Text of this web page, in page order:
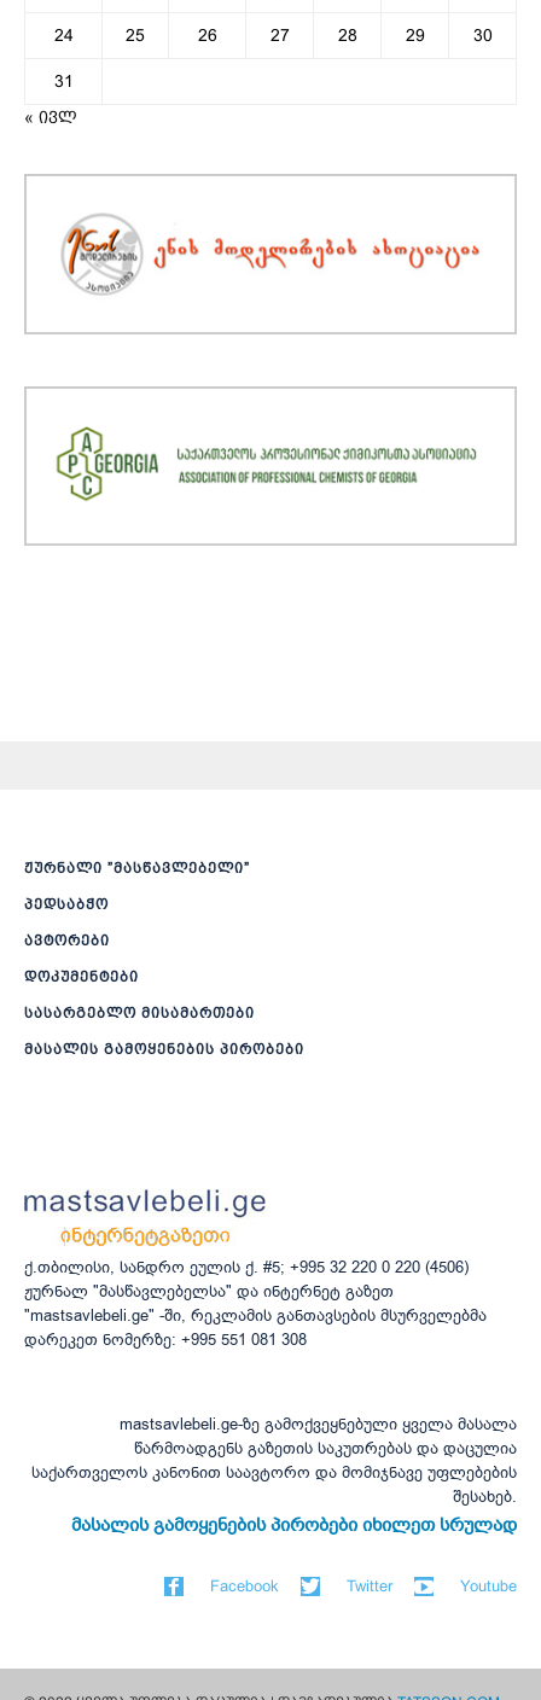
24 25 26 27 28 29 30
31
« ივლ
ჟურნალი ”მასწავლებელი”
პედსაბჭო
ავტორები
დოკუმენტები
სასარგებლო მისამართები
მასალის გამოყენების პირობები
ქ.თბილისი, სანდრო ეულის ქ. #5; +995 32 220 0 220 (4506)
ჟურნალ "მასწავლებელსა" და ინტერნეტ გაზეთ
"mastsavlebeli.ge" -ში, რეკლამის განთავსების მსურველებმა
დარეკეთ ნომერზე: +995 551 081 308
mastsavlebeli.ge-ზე გამოქვეყნებული ყველა მასალა
წარმოადგენს გაზეთის საკუთრებას და დაცულია
საქართველოს კანონით საავტორო და მომიჯნავე უფლებების
შესახებ.
მასალის გამოყენების პირობები იხილეთ სრულად
Facebook Twitter Youtube